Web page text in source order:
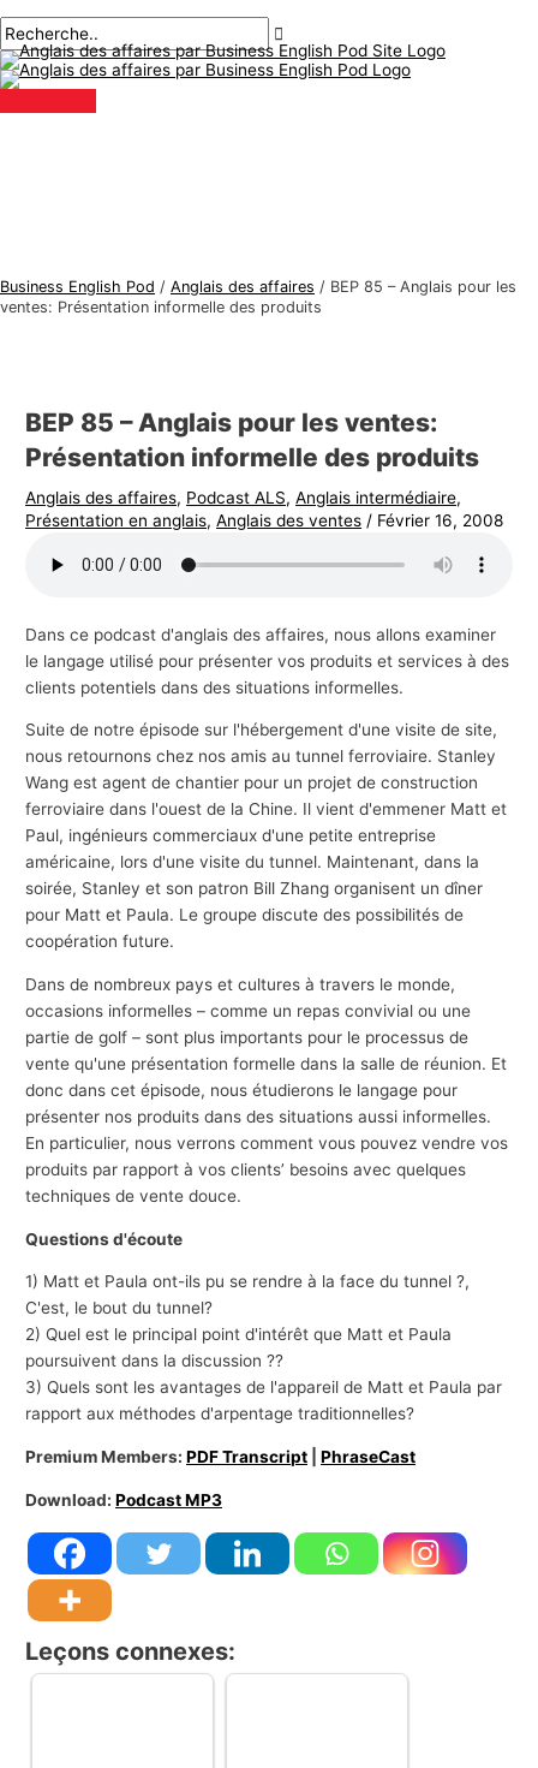
au
contenu
principal
Business English Pod / Anglais des affaires / BEP 85 – Anglais pour les
ventes: Présentation informelle des produits
BEP 85 – Anglais pour les ventes:
Présentation informelle des produits
Anglais des affaires, Podcast ALS,Anglais intermédiaire,
Présentation en anglais,Anglais des ventes / Février 16, 2008
Dans ce podcast d'anglais des affaires, nous allons examiner
le langage utilisé pour présenter vos produits et services à des
clients potentiels dans des situations informelles.
Suite de notre épisode sur l'hébergement d'une visite de site,
nous retournons chez nos amis au tunnel ferroviaire. Stanley
Wang est agent de chantier pour un projet de construction
ferroviaire dans l'ouest de la Chine. Il vient d'emmener Matt et
Paul, ingénieurs commerciaux d'une petite entreprise
américaine, lors d'une visite du tunnel. Maintenant, dans la
soirée, Stanley et son patron Bill Zhang organisent un dîner
pour Matt et Paula. Le groupe discute des possibilités de
coopération future.
Dans de nombreux pays et cultures à travers le monde,
occasions informelles – comme un repas convivial ou une
partie de golf – sont plus importants pour le processus de
vente qu'une présentation formelle dans la salle de réunion. Et
donc dans cet épisode, nous étudierons le langage pour
présenter nos produits dans des situations aussi informelles.
En particulier, nous verrons comment vous pouvez vendre vos
produits par rapport à vos clients’ besoins avec quelques
techniques de vente douce.
Questions d'écoute
1) Matt et Paula ont-ils pu se rendre à la face du tunnel ?,
C'est, le bout du tunnel?
2) Quel est le principal point d'intérêt que Matt et Paula
poursuivent dans la discussion ??
3) Quels sont les avantages de l'appareil de Matt et Paula par
rapport aux méthodes d'arpentage traditionnelles?
Premium Members:PDF Transcript |PhraseCast
Download:Podcast MP3
Leçons connexes:
des
articles
ici..
mail*
S
u
j
e
n
i
s
d
e
f
f
a
i
r
e
s
R
e
c
h
r